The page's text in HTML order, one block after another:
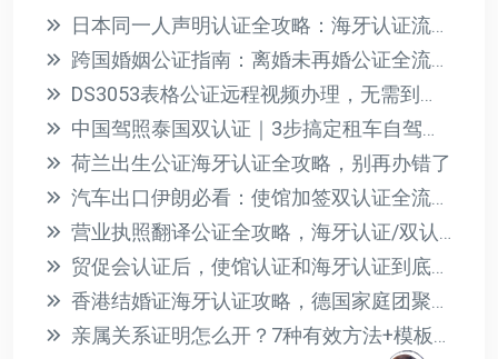
日本同一人声明认证全攻略：海牙认证流程与材料详解
跨国婚姻公证指南：离婚未再婚公证全流程解析
DS3053表格公证远程视频办理，无需到场轻松搞定美宝护照
中国驾照泰国双认证｜3步搞定租车自驾，省心攻略来了
荷兰出生公证海牙认证全攻略，别再办错了
汽车出口伊朗必看：使馆加签双认证全流程指南
营业执照翻译公证全攻略，海牙认证/双认证一次讲透
贸促会认证后，使馆认证和海牙认证到底怎么选？一文讲清
香港结婚证海牙认证攻略，德国家庭团聚签证一步到位
亲属关系证明怎么开？7种有效方法+模板免费领